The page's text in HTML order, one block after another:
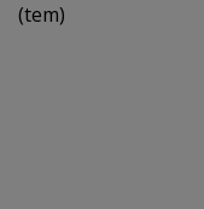
(tem)